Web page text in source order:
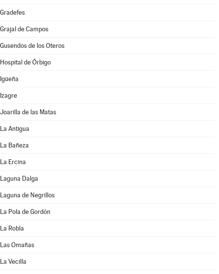
Gradefes
Grajal de Campos
Gusendos de los Oteros
Hospital de Órbigo
Igüeña
Izagre
Joarilla de las Matas
La Antigua
La Bañeza
La Ercina
Laguna Dalga
Laguna de Negrillos
La Pola de Gordón
La Robla
Las Omañas
La Vecilla